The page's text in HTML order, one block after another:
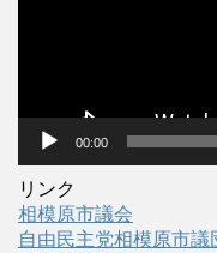
00:00
リンク
相模原市議会
自由民主党相模原市議